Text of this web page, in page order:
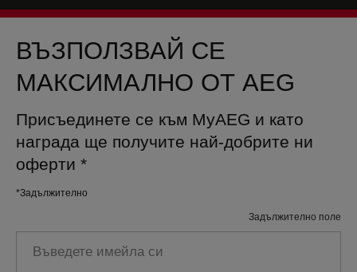
ВЪЗПОЛЗВАЙ СЕ
МАКСИМАЛНО ОТ AEG
Присъединете се към MyAEG и като
награда ще получите най-добрите ни
оферти *
*Задължително
Задължително поле